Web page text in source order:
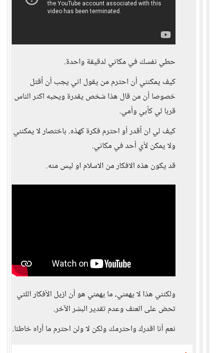
حطي نفسك في مكاني لدقيقة واحدة.
كيف يمكنني أن احترم من يقول اني يجب أن اُقتل
خصوصا أن من قال هذا شخص يقدرة ويحبه اكثر الناس
قربا لي كأبي وأمي.
كيف لي ان اُقدر أو احترم فكرة كهذه. باختصار لا يمكنني
ولا يمكن لأي أحد في مكاني.
قد يكون هذه الافكار من الاسلام او ليس منه.
ولكنني هذا لا يهمني، ما يهمني هو أن ازيل الأفكار اللتي
تحض على العنف وعدم تقدير البشر الآخر.
نعم أنا اقدرك واحترمك ولكن لا ولن احترم ما أراه خاطئا.